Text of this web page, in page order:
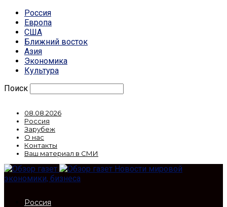
Россия
Европа
США
Ближний восток
Азия
Экономика
Культура
Поиск
08.08.2026
Россия
Зарубеж
О нас
Контакты
Ваш материал в СМИ
Новости мировой
экономики, бизнеса
Россия